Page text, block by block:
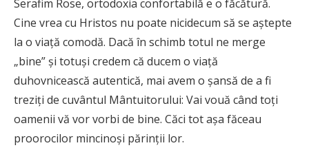
Serafim Rose, ortodoxia confortabilă e o făcătură.
Cine vrea cu Hristos nu poate nicidecum să se aștepte
la o viață comodă. Dacă în schimb totul ne merge
„bine” și totuși credem că ducem o viață
duhovnicească autentică, mai avem o șansă de a fi
treziți de cuvântul Mântuitorului: Vai vouă când toţi
oamenii vă vor vorbi de bine. Căci tot aşa făceau
proorocilor mincinoşi părinţii lor.